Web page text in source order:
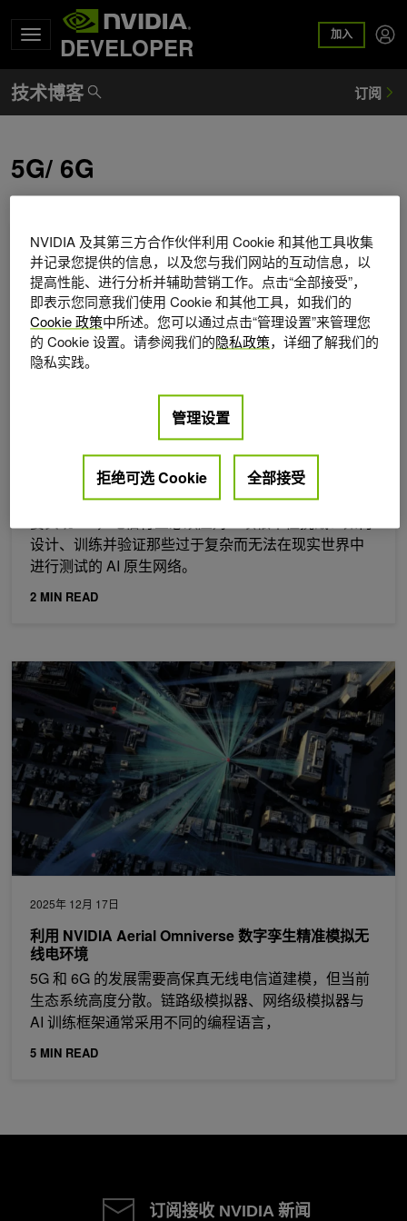
DEVELOPER 加入
5G/ 6G
开发者可用 5 款全新数字孪生产品构建 6G 网络
设计、训练并验证那些过于复杂而无法在现实世界中
进行测试的 AI 原生网络。
2 MIN READ
2025年 12月 17日
利用 NVIDIA Aerial Omniverse 数字孪生精准模拟无
线电环境
5G 和 6G 的发展需要高保真无线电信道建模，但当前
生态系统高度分散。链路级模拟器、网络级模拟器与
AI 训练框架通常采用不同的编程语言，
5 MIN READ
利用 NVIDIA Aerial Omniverse 数字孪生精准模拟无线电环境
订阅接收 NVIDIA 新闻
NVIDIA 及其第三方合作伙伴利用 Cookie 和其他工具收集
并记录您提供的信息，以及您与我们网站的互动信息，以
提高性能、进行分析并辅助营销工作。点击“全部接受”，
即表示您同意我们使用 Cookie 和其他工具，如我们的
Cookie 政策中所述。您可以通过点击“管理设置”来管理您
的 Cookie 设置。请参阅我们的隐私政策，详细了解我们的
隐私实践。
管理设置
拒绝可选 Cookie 全部接受